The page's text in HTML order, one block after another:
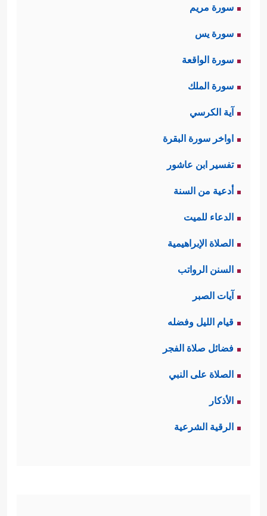
سورة مريم
سورة يس
سورة الواقعة
سورة الملك
آية الكرسي
اواخر سورة البقرة
تفسير ابن عاشور
أدعية من السنة
الدعاء للميت
الصلاة الإبراهيمية
السنن الرواتب
آيات الصبر
قيام الليل وفضله
فضائل صلاة الفجر
الصلاة على النبي
الأذكار
الرقية الشرعية